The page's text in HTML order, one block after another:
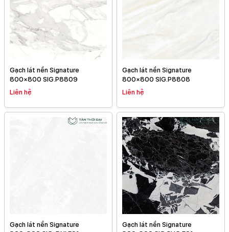
Gạch lát nền Signature
800×800 SIG.P8809
Liên hệ
Gạch lát nền Signature
800×800 SIG.P8808
Liên hệ
Gạch lát nền Signature
Gạch lát nền Signature